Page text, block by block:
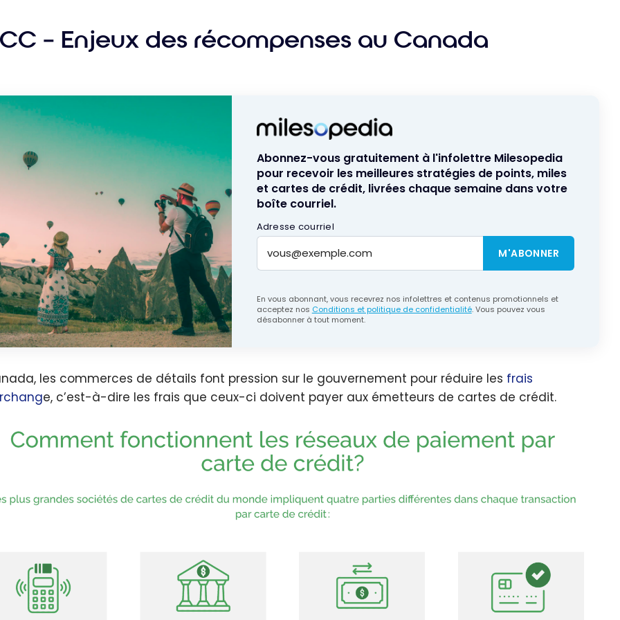
– Enjeux des récompenses au Canada
Abonnez-vous gratuitement à l'infolettre Milesopedia
pour recevoir les meilleures stratégies de points, miles
et cartes de crédit, livrées chaque semaine dans votre
boîte courriel.
Adresse courriel
M'ABONNER
En vous abonnant, vous recevrez nos infolettres et contenus promotionnels et
acceptez nos Conditions et politique de confidentialité. Vous pouvez vous
désabonner à tout moment.
les commerces de détails font pression sur le gouvernement pour réduire les frais
e, c’est-à-dire les frais que ceux-ci doivent payer aux émetteurs de cartes de crédit.